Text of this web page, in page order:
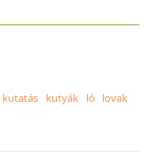
kutatás kutyák ló
lovak